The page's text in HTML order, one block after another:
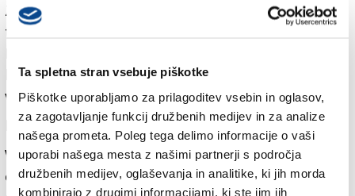
Ta spletna stran vsebuje piškotke
Piškotke uporabljamo za prilagoditev vsebin in oglasov,
za zagotavljanje funkcij družbenih medijev in za analize
našega prometa. Poleg tega delimo informacije o vaši
uporabi našega mesta z našimi partnerji s področja
družbenih medijev, oglaševanja in analitike, ki jih morda
kombinirajo z drugimi informacijami, ki ste jim jih
Zingelci s plesnimi melodijami iz kraške in istrske
tradicije. Nato pa se je dogajanje preselilo na vrt
harmonikarski orkester Ensemble Flocco Fiori, ki ga
vodi Massimo Pividori.
Med glasbo in peko
V soboto bo poleg odprtih osmic mogoče ponovno
obiskati kleti Zidarich in Skerk (po predhodni